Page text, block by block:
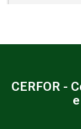
CERFOR -